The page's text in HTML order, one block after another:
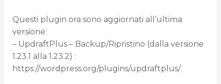
Questi plugin ora sono aggiornati all’ultima
versione:
– UpdraftPlus – Backup/Ripristino (dalla versione
1.23.1 alla 1.23.2) :
https://wordpress.org/plugins/updraftplus/